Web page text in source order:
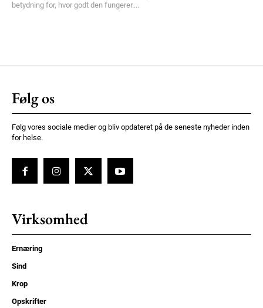
betydning for, hvor godt den fungerer....
Følg os
Følg vores sociale medier og bliv opdateret på de seneste nyheder inden
for helse.
Virksomhed
Ernæring
Sind
Krop
Opskrifter